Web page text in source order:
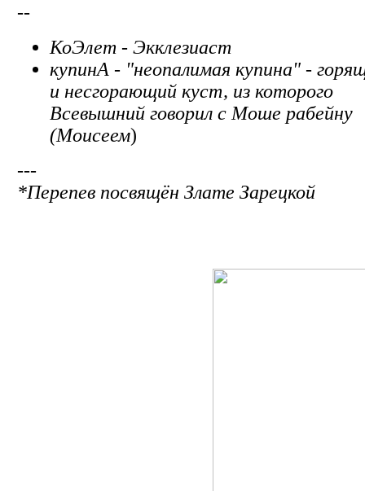
--
КоЭлет - Экклезиаст
купинА - "неопалимая купина" -
и несгорающий куст, из которого
Всевышний говорил с Моше рабейну
(Моисеем)
---
*Перепев посвящён Злате Зарецкой